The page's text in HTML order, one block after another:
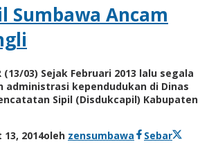
Sumbawa Ancam
(13/03) Sejak Februari 2013 lalu segala
administrasi kependudukan di Dinas
Sipil (Disdukcapil) Kabupaten
2014oleh zensumbawa
Sebar